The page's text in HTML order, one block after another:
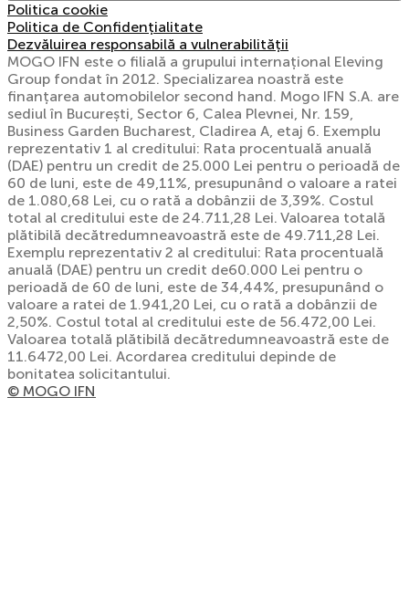
Politica cookie
Politica de Confidențialitate
Dezvăluirea responsabilă a vulnerabilității
MOGO IFN este o filială a grupului internațional Eleving
Group fondat în 2012. Specializarea noastră este
finanțarea automobilelor second hand. Mogo IFN S.A. are
sediul în București, Sector 6, Calea Plevnei, Nr. 159,
Business Garden Bucharest, Cladirea A, etaj 6. Exemplu
reprezentativ 1 al creditului: Rata procentuală anuală
(DAE) pentru un credit de 25.000 Lei pentru o perioadă de
60 de luni, este de 49,11%, presupunând o valoare a ratei
de 1.080,68 Lei, cu o rată a dobânzii de 3,39%. Costul
total al creditului este de 24.711,28 Lei. Valoarea totală
plătibilă decătredumneavoastră este de 49.711,28 Lei.
Exemplu reprezentativ 2 al creditului: Rata procentuală
anuală (DAE) pentru un credit de60.000 Lei pentru o
perioadă de 60 de luni, este de 34,44%, presupunând o
valoare a ratei de 1.941,20 Lei, cu o rată a dobânzii de
2,50%. Costul total al creditului este de 56.472,00 Lei.
Valoarea totală plătibilă decătredumneavoastră este de
11.6472,00 Lei. Acordarea creditului depinde de
bonitatea solicitantului.
© MOGO IFN